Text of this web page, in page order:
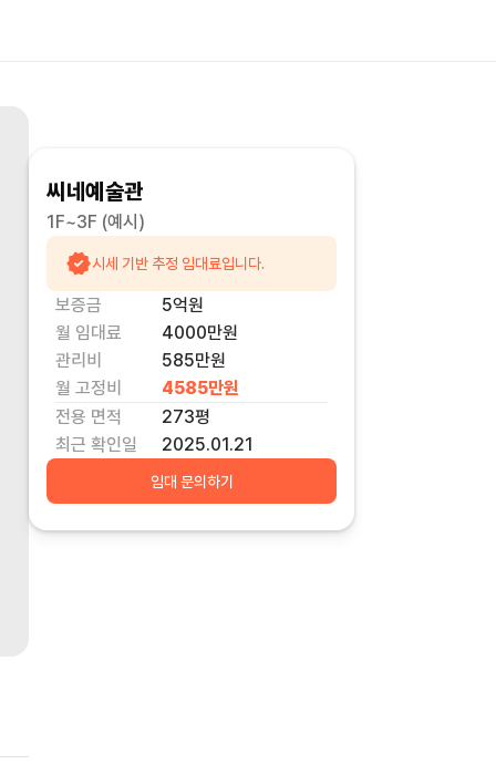
씨네예술관
1F~3F (예시)
시세 기반 추정 임대료입니다.
보증금 5억원
월 임대료
4000만원
관리비
585만원
월 고정비
4585만원
전용 면적
273평
최근 확인일
2025.01.21
임대 문의하기